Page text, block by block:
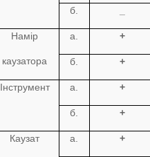
б
Намір
каузатора
а +
б +
Інструмент а +
б +
Каузат а +